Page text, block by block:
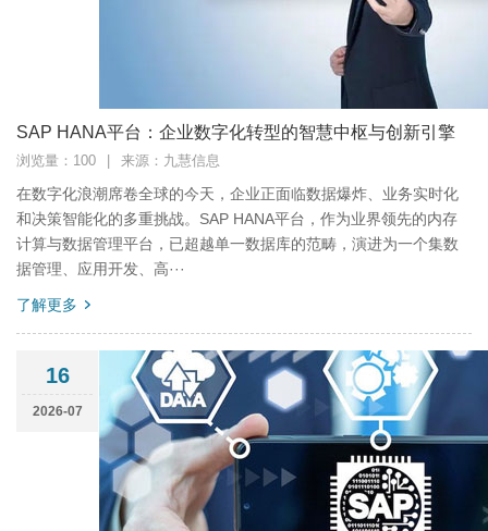
SAP HANA平台：企业数字化转型的智慧中枢与创新引擎
浏览量：100 来源：九慧信息
在数字化浪潮席卷全球的今天，企业正面临数据爆炸、业务实时化
和决策智能化的多重挑战。SAP HANA平台，作为业界领先的内存
计算与数据管理平台，已超越单一数据库的范畴，演进为一个集数
据管理、应用开发、高···
了解更多
16
2026-07